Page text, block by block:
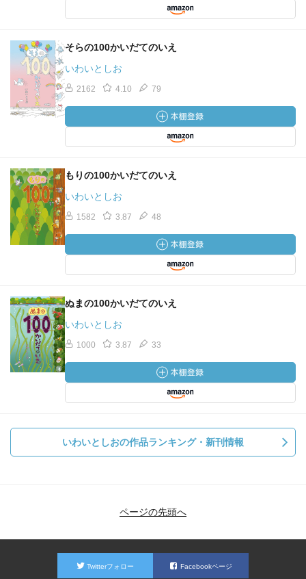
そらの100かいだてのいえ
いわいとしお
2162 4.10 79
もりの100かいだてのいえ
いわいとしお
1582 3.87 48
ぬまの100かいだてのいえ
いわいとしお
1000 3.87 33
いわいとしおの作品ランキング・新刊情報
ページの先頭へ
Twitterフォロー Facebookページ